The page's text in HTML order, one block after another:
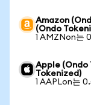
Amazon
(Ondo
1 AMZNon는
Apple (Ondo
Tokenized)
1 AAPLon는